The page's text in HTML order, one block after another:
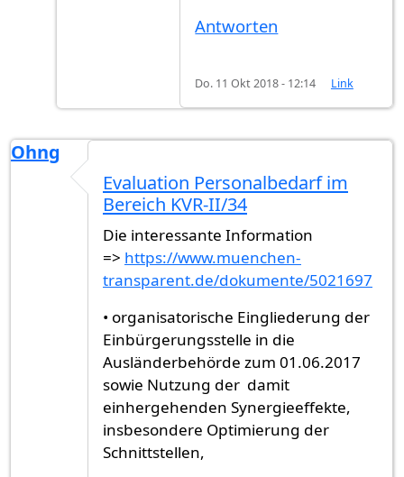
Antworten
Do. 11 Okt 2018 - 12:14 Link
Ohng
Evaluation Personalbedarf im
Bereich KVR-II/34
Die interessante Information
=> https://www.muenchen-
transparent.de/dokumente/5021697
• organisatorische Eingliederung der
Einbürgerungsstelle in die
Ausländerbehörde zum 01.06.2017
sowie Nutzung der damit
einhergehenden Synergieeffekte,
insbesondere Optimierung der
Schnittstellen,